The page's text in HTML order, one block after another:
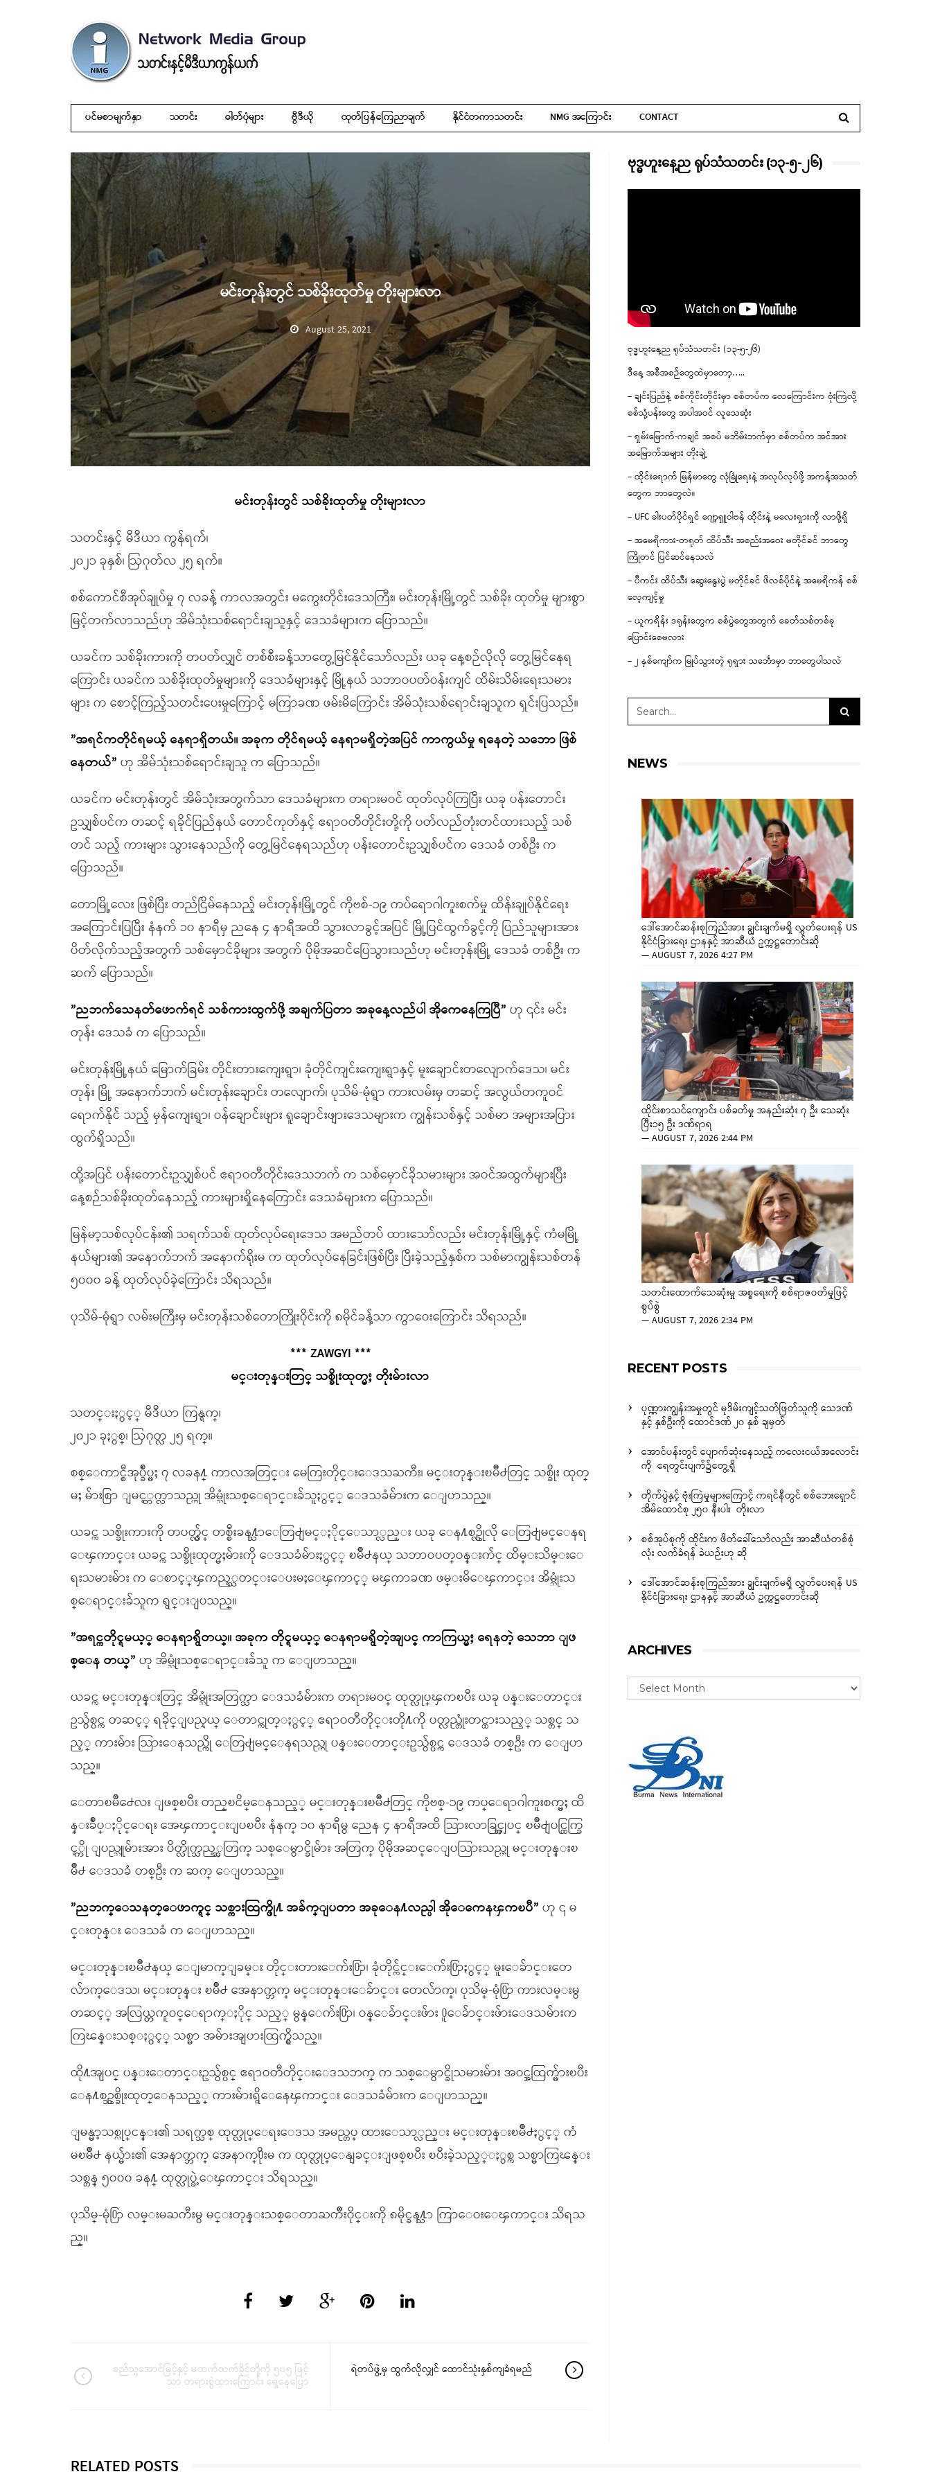
ပင်မစာမျက်နှာ သတင်း ဓါတ်ပုံများ ဗွီဒီယို ထုတ်ပြန်ကြေညာချက် နိုင်ငံတကာသတင်း NMG အကြောင်း CONTACT
မင်းတုန်းတွင် သစ်ခိုးထုတ်မှု တိုးများလာ
August 25, 2021
မင်းတုန်းတွင် သစ်ခိုးထုတ်မှု တိုးများလာ
သတင်းနှင့် မီဒီယာ ကွန်ရက်၊
၂၀၂၁ ခုနှစ်၊ ဩဂုတ်လ ၂၅ ရက်။
စစ်ကောင်စီအုပ်ချုပ်မှု ၇ လခန့် ကာလအတွင်း မကွေးတိုင်းဒေသကြီး၊ မင်းတုန်းမြို့တွင် သစ်ခိုး ထုတ်မှု များစွာ
မြင့်တက်လာသည်ဟု အိမ်သုံးသစ်ရောင်းချသူနှင့် ဒေသခံများက ပြောသည်။
ယခင်က သစ်ခိုးကားကို တပတ်လျှင် တစ်စီးခန့်သာတွေ့မြင်နိုင်သော်လည်း ယခု နေ့စဉ်လိုလို တွေ့မြင်နေရ
ကြောင်း ယခင်က သစ်ခိုးထုတ်မှုများကို ဒေသခံများနှင့် မြို့နယ် သဘာဝပတ်ဝန်းကျင် ထိမ်းသိမ်းရေးသမား
များ က စောင့်ကြည့်သတင်းပေးမှုကြောင့် မကြာခဏ ဖမ်းမိကြောင်း အိမ်သုံးသစ်ရောင်းချသူက ရှင်းပြသည်။
”အရင်ကတိုင်ရမယ့် နေရာရှိတယ်။ အခုက တိုင်ရမယ့် နေရာမရှိတဲ့အပြင် ကာကွယ်မှု ရနေတဲ့ သဘော ဖြစ်
နေတယ်” ဟု အိမ်သုံးသစ်ရောင်းချသူ က ပြောသည်။
ယခင်က မင်းတုန်းတွင် အိမ်သုံးအတွက်သာ ဒေသခံများက တရားမဝင် ထုတ်လုပ်ကြပြီး ယခု ပန်းတောင်း
ဥသျှစ်ပင်က တဆင့် ရခိုင်ပြည်နယ် တောင်ကုတ်နှင့် ဧရာဝတီတိုင်းတို့ကို ပတ်လည်တုံးတင်ထားသည့် သစ်
တင် သည့် ကားများ သွားနေသည်ကို တွေ့မြင်နေရသည်ဟု ပန်းတောင်းဥသျှစ်ပင်က ဒေသခံ တစ်ဦး က
ပြောသည်။
တောမြို့လေး ဖြစ်ပြီး တည်ငြိမ်နေသည့် မင်းတုန်းမြို့တွင် ကိုဗစ်-၁၉ ကပ်ရောဂါကူးစက်မှု ထိန်းချုပ်နိုင်ရေး
အကြောင်းပြပြီး နံနက် ၁၀ နာရီမှ ညနေ ၄ နာရီအထိ သွားလာခွင့်အပြင် မြို့ပြင်ထွက်ခွင့်ကို ပြည်သူများအား
ပိတ်လိုက်သည့်အတွက် သစ်မှောင်ခိုများ အတွက် ပိုမိုအဆင်ပြေသွားသည်ဟု မင်းတုန်းမြို့ ဒေသခံ တစ်ဦး က
ဆက် ပြောသည်။
”ညဘက်သေနတ်ဖောက်ရင် သစ်ကားထွက်ဖို့ အချက်ပြတာ အခုနေ့လည်ပါ အိုကေနေကြပြီ” ဟု ၎င်း မင်း
တုန်း ဒေသခံ က ပြောသည်။
မင်းတုန်းမြို့နယ် မြောက်ခြမ်း တိုင်းတားကျေးရွာ၊ ခုံတိုင်ကျင်းကျေးရွာနှင့် မူးချောင်းတလျောက်ဒေသ၊ မင်း
တုန်း မြို့ အနောက်ဘက် မင်းတုန်းချောင်း တလျောက်၊ ပုသိမ်-မုံရွာ ကားလမ်းမှ တဆင့် အလွယ်တကူဝင်
ရောက်နိုင် သည့် မှန်ကျေးရွာ၊ ဝန်ချောင်းဖျား ရူချောင်းဖျားဒေသများက ကျွန်းသစ်နှင့် သစ်မာ အများအပြား
ထွက်ရှိသည်။
ထို့အပြင် ပန်းတောင်းဥသျှစ်ပင် ဧရာဝတီတိုင်းဒေသဘက် က သစ်မှောင်ခိုသမားများ အဝင်အထွက်များပြီး
နေ့စဉ်သစ်ခိုးထုတ်နေသည့် ကားများရှိနေကြောင်း ဒေသခံများက ပြောသည်။
မြန်မာ့သစ်လုပ်ငန်း၏ သရက်သစ် ထုတ်လုပ်ရေးဒေသ အမည်တပ် ထားသော်လည်း မင်းတုန်းမြို့နှင့် ကံမမြို့
နယ်များ၏ အနောက်ဘက် အနောက်ရိုးမ က ထုတ်လုပ်နေခြင်းဖြစ်ပြီး ပြီးခဲ့သည့်နှစ်က သစ်မာကျွန်းသစ်တန်
၅၀၀၀ ခန့် ထုတ်လုပ်ခဲ့ကြောင်း သိရသည်။
ပုသိမ်-မုံရွာ လမ်းမကြီးမှ မင်းတုန်းသစ်တောကြိုးဝိုင်းကို ၈မိုင်ခန့်သာ ကွာဝေးကြောင်း သိရသည်။
*** ZAWGYI ***
မင္းတုန္းတြင္ သစ္ခိုးထုတ္မႈ တိုးမ်ားလာ
သတင္းႏွင့္ မီဒီယာ ကြန္ရက္၊
၂၀၂၁ ခုႏွစ္၊ ဩဂုတ္လ ၂၅ ရက္။
စစ္ေကာင္စီအုပ္ခ်ဳပ္မႈ ၇ လခန႔္ ကာလအတြင္း မေကြးတိုင္းေဒသႀကီး၊ မင္းတုန္းၿမိဳ႕တြင္ သစ္ခိုး ထုတ္
မႈ မ်ားစြာ ျမင့္တက္လာသည္ဟု အိမ္သုံးသစ္ေရာင္းခ်သူႏွင့္ ေဒသခံမ်ားက ေျပာသည္။
ယခင္က သစ္ခိုးကားကို တပတ္လွ်င္ တစ္စီးခန႔္သာေတြ႕ျမင္ႏိုင္ေသာ္လည္း ယခု ေန႔စဥ္လိုလို ေတြ႕ျမင္ေနရ
ေၾကာင္း ယခင္က သစ္ခိုးထုတ္မႈမ်ားကို ေဒသခံမ်ားႏွင့္ ၿမိဳ႕နယ္ သဘာဝပတ္ဝန္းက်င္ ထိမ္းသိမ္းေ
ရးသမားမ်ား က ေစာင့္ၾကည့္သတင္းေပးမႈေၾကာင့္ မၾကာခဏ ဖမ္းမိေၾကာင္း အိမ္သုံးသ
စ္ေရာင္းခ်သူက ရွင္းျပသည္။
”အရင္ကတိုင္ရမယ့္ ေနရာရွိတယ္။ အခုက တိုင္ရမယ့္ ေနရာမရွိတဲ့အျပင္ ကာကြယ္မႈ ရေနတဲ့ သေဘာ ျဖ
စ္ေန တယ္” ဟု အိမ္သုံးသစ္ေရာင္းခ်သူ က ေျပာသည္။
ယခင္က မင္းတုန္းတြင္ အိမ္သုံးအတြက္သာ ေဒသခံမ်ားက တရားမဝင္ ထုတ္လုပ္ၾကၿပီး ယခု ပန္းေတာင္း
ဥသွ်စ္ပင္က တဆင့္ ရခိုင္ျပည္နယ္ ေတာင္ကုတ္ႏွင့္ ဧရာဝတီတိုင္းတို႔ကို ပတ္လည္တုံးတင္ထားသည့္ သစ္တင္ သ
ည့္ ကားမ်ား သြားေနသည္ကို ေတြ႕ျမင္ေနရသည္ဟု ပန္းေတာင္းဥသွ်စ္ပင္က ေဒသခံ တစ္ဦး က ေျပာ
သည္။
ေတာၿမိဳ႕ေလး ျဖစ္ၿပီး တည္ၿငိမ္ေနသည့္ မင္းတုန္းၿမိဳ႕တြင္ ကိုဗစ္-၁၉ ကပ္ေရာဂါကူးစက္မႈ ထိ
န္းခ်ဳပ္ႏိုင္ေရး အေၾကာင္းျပၿပီး နံနက္ ၁၀ နာရီမွ ညေန ၄ နာရီအထိ သြားလာခြင့္အျပင္ ၿမိဳ႕ျပင္ထြက္ခြ
င့္ကို ျပည္သူမ်ားအား ပိတ္လိုက္သည့္အတြက္ သစ္ေမွာင္ခိုမ်ား အတြက္ ပိုမိုအဆင္ေျပသြားသည္ဟု မင္းတုန္းၿ
မိဳ႕ ေဒသခံ တစ္ဦး က ဆက္ ေျပာသည္။
”ညဘက္ေသနတ္ေဖာက္ရင္ သစ္ကားထြက္ဖို႔ အခ်က္ျပတာ အခုေန႔လည္ပါ အိုေကေနၾကၿပီ” ဟု ၎ မ
င္းတုန္း ေဒသခံ က ေျပာသည္။
မင္းတုန္းၿမိဳ႕နယ္ ေျမာက္ျခမ္း တိုင္းတားေက်း႐ြာ၊ ခုံတိုင္က်င္းေက်း႐ြာႏွင့္ မူးေခ်ာင္းတေ
လ်ာက္ေဒသ၊ မင္းတုန္း ၿမိဳ႕ အေနာက္ဘက္ မင္းတုန္းေခ်ာင္း တေလ်ာက္၊ ပုသိမ္-မုံ႐ြာ ကားလမ္းမွ
တဆင့္ အလြယ္တကူဝင္ေရာက္ႏိုင္ သည့္ မွန္ေက်း႐ြာ၊ ဝန္ေခ်ာင္းဖ်ား ႐ူေခ်ာင္းဖ်ားေဒသမ်ားက
ကြၽန္းသစ္ႏွင့္ သစ္မာ အမ်ားအျပားထြက္ရွိသည္။
ထို႔အျပင္ ပန္းေတာင္းဥသွ်စ္ပင္ ဧရာဝတီတိုင္းေဒသဘက္ က သစ္ေမွာင္ခိုသမားမ်ား အဝင္အထြက္မ်ားၿပီး
ေန႔စဥ္သစ္ခိုးထုတ္ေနသည့္ ကားမ်ားရွိေနေၾကာင္း ေဒသခံမ်ားက ေျပာသည္။
ျမန္မာ့သစ္လုပ္ငန္း၏ သရက္သစ္ ထုတ္လုပ္ေရးေဒသ အမည္တပ္ ထားေသာ္လည္း မင္းတုန္းၿမိဳ႕ႏွင့္ ကံ
မၿမိဳ႕ နယ္မ်ား၏ အေနာက္ဘက္ အေနာက္႐ိုးမ က ထုတ္လုပ္ေနျခင္းျဖစ္ၿပီး ၿပီးခဲ့သည့္ႏွစ္က သစ္မာကြၽန္း
သစ္တန္ ၅၀၀၀ ခန႔္ ထုတ္လုပ္ခဲ့ေၾကာင္း သိရသည္။
ပုသိမ္-မုံ႐ြာ လမ္းမႀကီးမွ မင္းတုန္းသစ္ေတာႀကိဳးဝိုင္းကို ၈မိုင္ခန႔္သာ ကြာေဝးေၾကာင္း သိရသ
ည္။
စည်သူအောင်မြင့်နှင့် မထက်ထက်ခိုင်တို့ကို ၅၀၅ ဖြင့်
သာ တရားစွဲထားကြောင်း ရှေ့နေပြော
ရဲတပ်ဖွဲ့မှ ထွက်လိုလျှင် ထောင်သုံးနှစ်ကျခံရမည်
ဗုဒ္ဓဟူးနေ့ည ရုပ်သံသတင်း (၁၃-၅-၂၆)
ဗုဒ္ဓဟူးနေ့ည ရုပ်သံသတင်း (၁၃-၅-၂၆)
ဒီနေ့ အစီအစဉ်တွေထဲမှာတော့…..
– ချင်းပြည်နဲ့ စစ်ကိုင်းတိုင်းမှာ စစ်တပ်က လေကြောင်းက ဗုံးကြဲလို့
စစ်သုံ့ပန်းတွေ အပါအဝင် လူသေဆုံး
– ရှမ်းမြောက်-ကချင် အစပ် မဘိမ်းဘက်မှာ စစ်တပ်က အင်အား
အမြောက်အများ တိုးချဲ့
– ထိုင်းရောက် မြန်မာတွေ လုံခြုံရေးနဲ့ အလုပ်လုပ်ဖို့ အကန့်အသတ်
တွေက ဘာတွေလဲ။
– UFC ခါးပတ်ပိုင်ရှင် ဂျော့ရှူဝါဗန် ထိုင်းနဲ့ မလေးရှားကို လာဖို့ရှိ
– အမေရိကား-တရုတ် ထိပ်သီး အစည်းအဝေး မတိုင်ခင် ဘာတွေ
ကြိုတင် ပြင်ဆင်နေသလဲ
– ပီကင်း ထိပ်သီး ဆွေးနွေးပွဲ မတိုင်ခင် ဖိလစ်ပိုင်နဲ့ အမေရိကန် စစ်
လေ့ကျင့်မှု
– ယူကရိန်း ဒရုန်းတွေက စစ်ပွဲတွေအတွက် ခေတ်သစ်တစ်ခု
ပြောင်းစေမလား
– ၂ နှစ်ကျော်က မြုပ်သွားတဲ့ ရုရှား သင်္ဘောမှာ ဘာတွေပါသလဲ
NEWS
ဒေါ်အောင်ဆန်းစုကြည်အား ချွင်းချက်မရှိ လွှတ်ပေးရန် US
နိုင်ငံခြားရေး ဌာနနှင့် အာဆီယံ ဥက္ကဋ္ဌတောင်းဆို
—AUGUST 7, 2026 4:27 PM
ထိုင်းစာသင်ကျောင်း ပစ်ခတ်မှု အနည်းဆုံး ၇ ဦး သေဆုံး
ပြီး၁၅ ဦး ဒဏ်ရာရ
—AUGUST 7, 2026 2:44 PM
သတင်းထောက်သေဆုံးမှု အစ္စရေးကို စစ်ရာဇဝတ်မှုဖြင့်
စွပ်စွဲ
—AUGUST 7, 2026 2:34 PM
RECENT POSTS
ပုဏ္ဏားကျွန်းအမှုတွင် မုဒိမ်းကျင့်သတ်ဖြတ်သူကို သေဒဏ်
နှင့် နှစ်ဦးကို ထောင်ဒဏ် ၂၀ နှစ် ချမှတ်
အောင်ပန်းတွင် ပျောက်ဆုံးနေသည့် ကလေးငယ်အလောင်း
ကို ရေတွင်းပျက်၌တွေ့ရှိ
တိုက်ပွဲနှင့် ဗုံးကြဲမှုများကြောင့် ကရင်နီတွင် စစ်ဘေးရှောင်
အိမ်ထောင်စု ၂၅၀ နီးပါး တိုးလာ
စစ်အုပ်စုကို ထိုင်းက ဖိတ်ခေါ်သော်လည်း အာဆီယံတစ်စုံ
လုံး လက်ခံရန် ခဲယဉ်းဟု ဆို
ဒေါ်အောင်ဆန်းစုကြည်အား ချွင်းချက်မရှိ လွှတ်ပေးရန် US
နိုင်ငံခြားရေး ဌာနနှင့် အာဆီယံ ဥက္ကဋ္ဌတောင်းဆို
ARCHIVES
RELATED POSTS